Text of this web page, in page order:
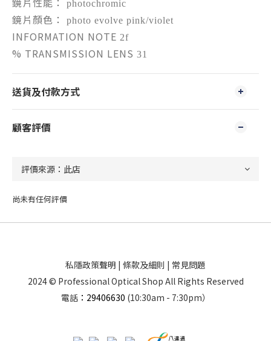
photochromic
鏡片顏色： photo evolve pink/violet
INFORMATION NOTE 2f
% TRANSMISSION LENS 31
送貨及付款方式
顧客評價
尚未有任何評價
私隱政策聲明 | 條款及細則 | 常見問題
2024 © Professional Optical Shop All Rights Reserved
電話：29406630 (10:30am - 7:30pm）